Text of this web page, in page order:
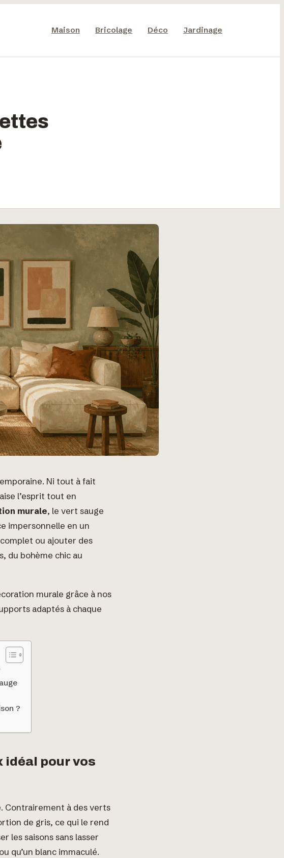
Maison Bricolage Déco Jardinage
Ni tout à fait
l’esprit tout en
murale, le vert sauge
impersonnelle en un
ou ajouter des
du bohème chic au
murale grâce à nos
adaptés à chaque
?
idéal pour vos
Contrairement à des verts
de gris, ce qui le rend
les saisons sans lasser
qu’un blanc immaculé.